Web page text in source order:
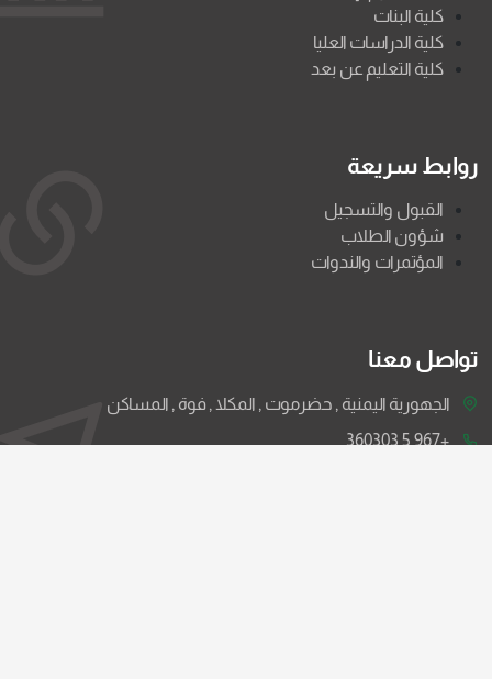
كلية البنات
كلية الدراسات العليا
كلية التعليم عن بعد
روابط سريعة
القبول والتسجيل
شؤون الطلاب
المؤتمرات والندوات
تواصل معنا
الجهورية اليمنية , حضرموت , المكلا , فوة , المساكن
+967 5 360303